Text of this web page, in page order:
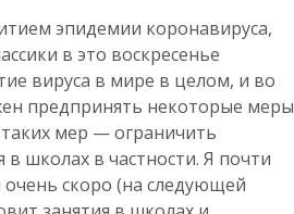
эпидемии коронавируса,
в это воскресенье
вируса в мире в целом, и во
предпринять некоторые меры
мер — ограничить
школах в частности. Я почти
скоро (на следующей